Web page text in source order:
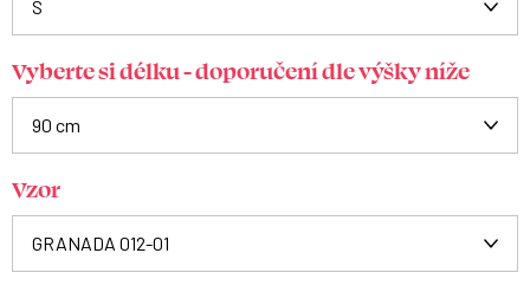
Vyberte si délku - doporučení dle výšky níže
Vzor